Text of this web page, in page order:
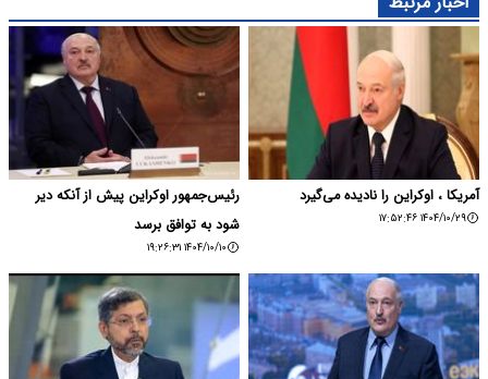
آمریکا ، اوکراین را نادیده می‌گیرد
۱۴۰۴/۱۰/۲۹ ۱۷:۵۲:۴۶
رئیس‌جمهور اوکراین پیش از آنکه دیر
شود به توافق برسد
۱۴۰۴/۱۰/۱۰ ۱۹:۲۶:۳۱